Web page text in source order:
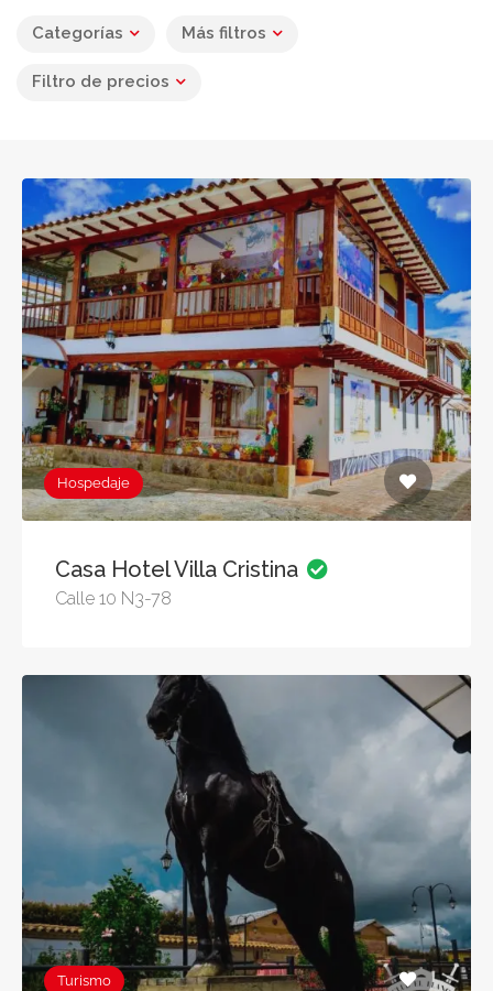
Categorías Más filtros
Filtro de precios
Hospedaje
Casa Hotel Villa Cristina
Calle 10 N3-78
Turismo